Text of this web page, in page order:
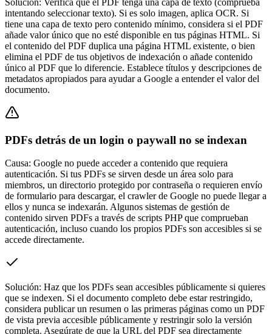
Solución: Verifica que el PDF tenga una capa de texto (comprueba
intentando seleccionar texto). Si es solo imagen, aplica OCR. Si
tiene una capa de texto pero contenido mínimo, considera si el PDF
añade valor único que no esté disponible en tus páginas HTML. Si
el contenido del PDF duplica una página HTML existente, o bien
elimina el PDF de tus objetivos de indexación o añade contenido
único al PDF que lo diferencie. Establece títulos y descripciones de
metadatos apropiados para ayudar a Google a entender el valor del
documento.
PDFs detrás de un login o paywall no se indexan
Causa: Google no puede acceder a contenido que requiera
autenticación. Si tus PDFs se sirven desde un área solo para
miembros, un directorio protegido por contraseña o requieren envío
de formulario para descargar, el crawler de Google no puede llegar a
ellos y nunca se indexarán. Algunos sistemas de gestión de
contenido sirven PDFs a través de scripts PHP que comprueban
autenticación, incluso cuando los propios PDFs son accesibles si se
accede directamente.
Solución: Haz que los PDFs sean accesibles públicamente si quieres
que se indexen. Si el documento completo debe estar restringido,
considera publicar un resumen o las primeras páginas como un PDF
de vista previa accesible públicamente y restringir solo la versión
completa. Asegúrate de que la URL del PDF sea directamente